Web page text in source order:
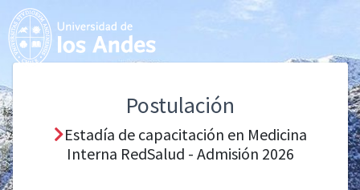
Postulación
Estadía de capacitación en Medicina
Interna RedSalud - Admisión 2026